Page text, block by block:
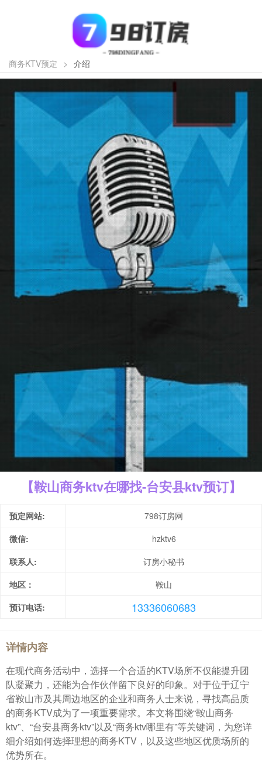
商务KTV预定 > 介绍
【鞍山商务ktv在哪找-台安县ktv预订】
预定网站:
798订房网
微信:
hzktv6
联系人:
订房小秘书
地区：
鞍山
预订电话:
13336060683
详情内容
在现代商务活动中，选择一个合适的KTV场所不仅能提升团
队凝聚力，还能为合作伙伴留下良好的印象。对于位于辽宁
省鞍山市及其周边地区的企业和商务人士来说，寻找高品质
的商务KTV成为了一项重要需求。本文将围绕“鞍山商务
ktv”、“台安县商务ktv”以及“商务ktv哪里有”等关键词，为您详
细介绍如何选择理想的商务KTV，以及这些地区优质场所的
优势所在。